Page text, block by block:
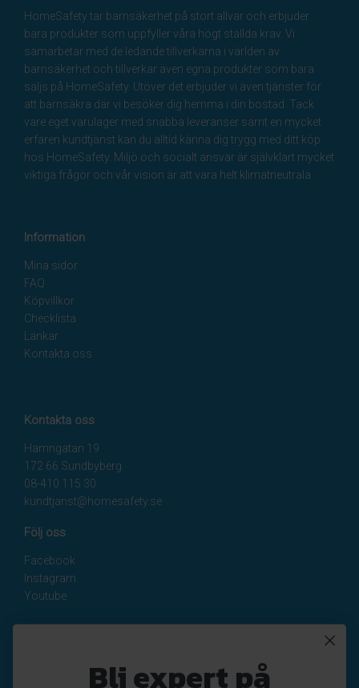
HomeSafety tar barnsäkerhet på stort allvar och erbjuder
bara produkter som uppfyller våra högt ställda krav. Vi
samarbetar med de ledande tillverkarna i världen av
barnsäkerhet och tillverkar även egna produkter som bara
säljs på HomeSafety. Utöver det erbjuder vi även tjänster för
att barnsäkra där vi besöker dig hemma i din bostad. Tack
vare eget varulager med snabba leveranser samt en mycket
erfaren kundtjänst kan du alltid känna dig trygg med ditt köp
hos HomeSafety. Miljö och socialt ansvar är självklart mycket
viktiga frågor och vår vision är att vara helt klimatneutrala.
Information
Mina sidor
FAQ
Köpvillkor
Checklista
Länkar
Kontakta oss
Kontakta oss
Hamngatan 19
172 66 Sundbyberg
08-410 115 30
kundtjanst@homesafety.se
Följ oss
Facebook
Instagram
Youtube
NyhetsbrevBli expert på